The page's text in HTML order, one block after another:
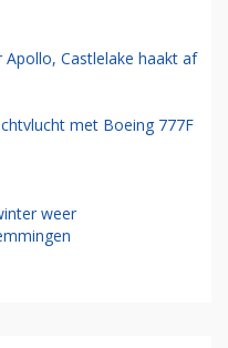
Castlelake haakt af
met Boeing 777F
weer